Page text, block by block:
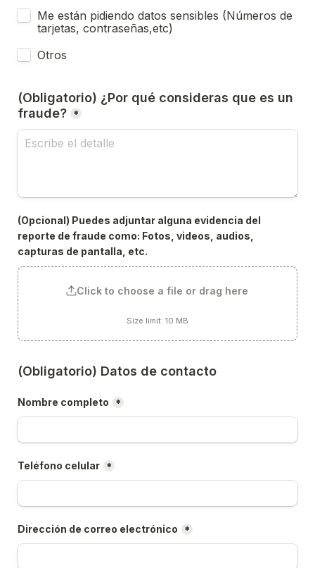
Me están pidiendo datos sensibles (Números de
tarjetas, contraseñas,etc)
Otros
(Obligatorio) ¿Por qué consideras que es un
fraude? *
(Opcional) Puedes adjuntar alguna evidencia del
reporte de fraude como: Fotos, videos, audios,
capturas de pantalla, etc.
Click to choose a file or drag here
Size limit: 10 MB
(Obligatorio) Datos de contacto
Nombre completo *
Teléfono celular *
Dirección de correo electrónico *